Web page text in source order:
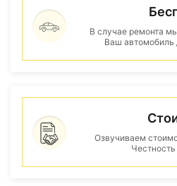
В случае ремонта
Ваш
Озвучиваем